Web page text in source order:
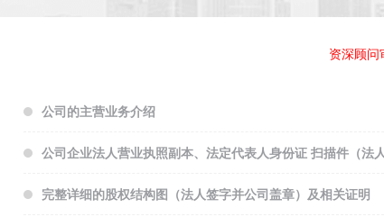
资深顾
公司的主营业务介绍
公司企业法人营业执照副本、法定代表人身份证 扫描件（法
完整详细的股权结构图（法人签字并公司盖章）及相关证明